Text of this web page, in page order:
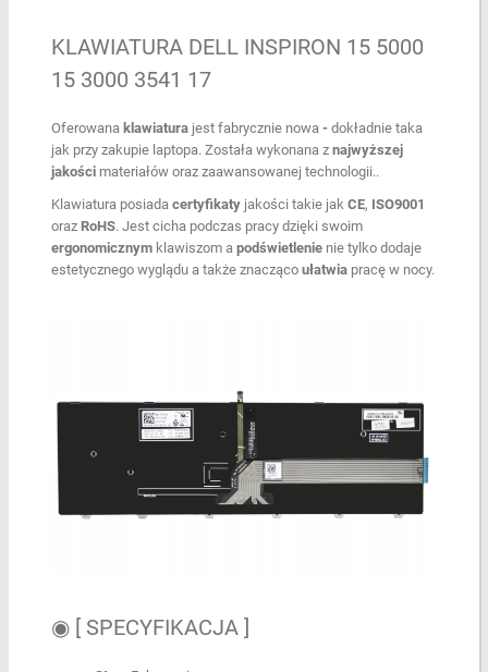
KLAWIATURA DELL INSPIRON 15 5000
15 3000 3541 17
Oferowana klawiaturajest fabrycznie nowa -dokładnie taka
jak przy zakupie laptopa. Została wykonana z najwyższej
jakościmateriałów oraz zaawansowanej technologii..
Klawiatura posiada certyfikatyjakości takie jak CE, ISO9001
oraz RoHS. Jest cicha podczas pracy dzięki swoim
ergonomicznymklawiszom a podświetlenienie tylko dodaje
estetycznego wyglądu a także znacząco ułatwia pracę w nocy.
◉ [ SPECYFIKACJA ]